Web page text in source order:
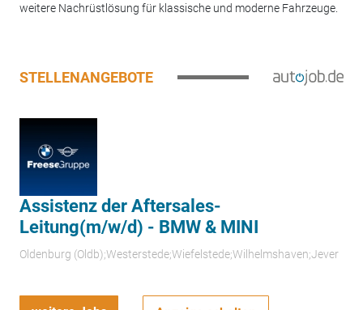
weitere Nachrüstlösung für klassische und moderne Fahrzeuge.
STELLENANGEBOTE
Assistenz der Aftersales-
Leitung(m/w/d) - BMW & MINI
Oldenburg (Oldb);Westerstede;Wiefelstede;Wilhelmshaven;Jever